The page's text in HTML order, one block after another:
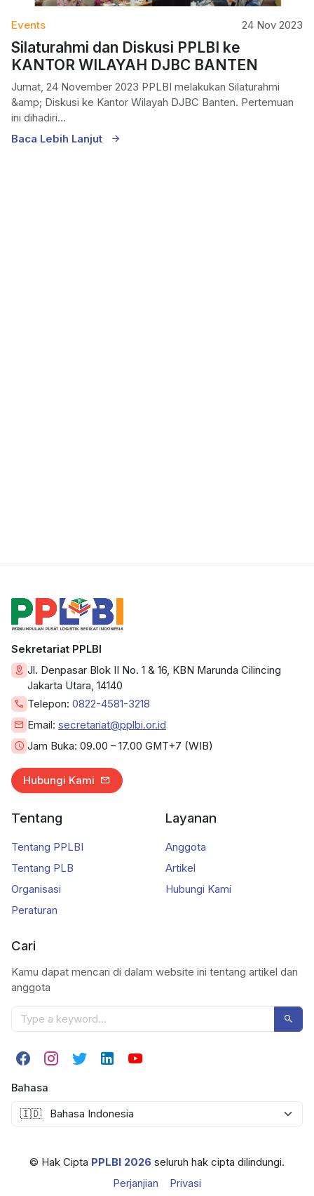
Events 24 Nov 2023
Silaturahmi dan Diskusi PPLBI ke
KANTOR WILAYAH DJBC BANTEN
Jumat, 24 November 2023 PPLBI melakukan Silaturahmi
&amp; Diskusi ke Kantor Wilayah DJBC Banten. Pertemuan
ini dihadiri...
Baca Lebih Lanjut
Sekretariat PPLBI
Jl. Denpasar Blok II No. 1 & 16, KBN Marunda Cilincing
Jakarta Utara, 14140
Telepon: 0822-4581-3218
Email: secretariat@pplbi.or.id
Jam Buka: 09.00 – 17.00 GMT+7 (WIB)
Hubungi Kami
Tentang
Tentang PPLBI
Tentang PLB
Organisasi
Peraturan
Layanan
Anggota
Artikel
Hubungi Kami
Cari
Kamu dapat mencari di dalam website ini tentang artikel dan
anggota
Bahasa
© Hak Cipta PPLBI 2026 seluruh hak cipta dilindungi.
Perjanjian
Privasi